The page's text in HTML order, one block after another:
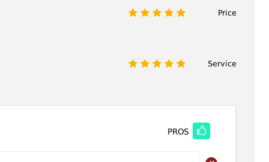
Price
5
4
3
2
Service
5
4
3
2
PROS